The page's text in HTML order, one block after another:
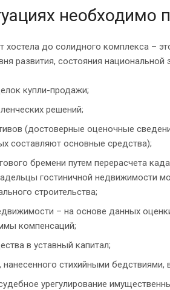
необходимо
хостела до солидного комплекса –
развития, состояния
купли-продажи;
решений;
(достоверные оценочные
составляют основные средства);
бремени путем перерасчета
гостиничной недвижимости
строительства;
– на основе данных
компенсаций;
в уставный капитал;
стихийными бедствиями,
урегулирование